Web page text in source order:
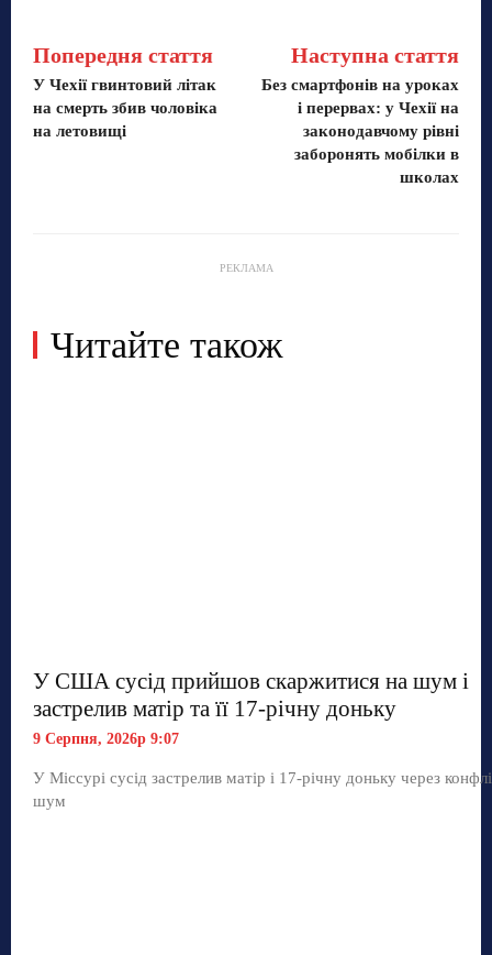
Попередня стаття
У Чехії гвинтовий літак
на смерть збив чоловіка
на летовищі
Наступна стаття
Без смартфонів на уроках
і перервах: у Чехії на
законодавчому рівні
заборонять мобілки в
школах
РЕКЛАМА
Читайте також
У США сусід прийшов скаржитися на шум і
застрелив матір та її 17-річну доньку
9 Серпня, 2026р 9:07
У Міссурі сусід застрелив матір і 17-річну доньку через
шум